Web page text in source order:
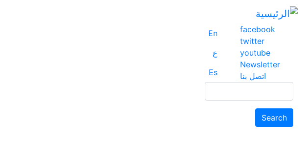
facebook
twitter
youtube
Newsletter
اتصل بنا
En
ع
Es
Search